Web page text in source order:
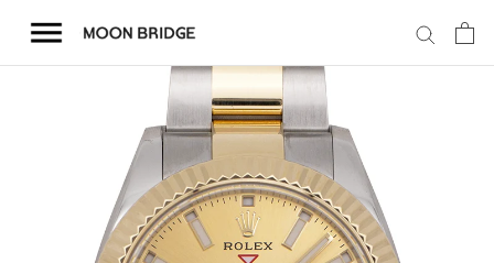
テ